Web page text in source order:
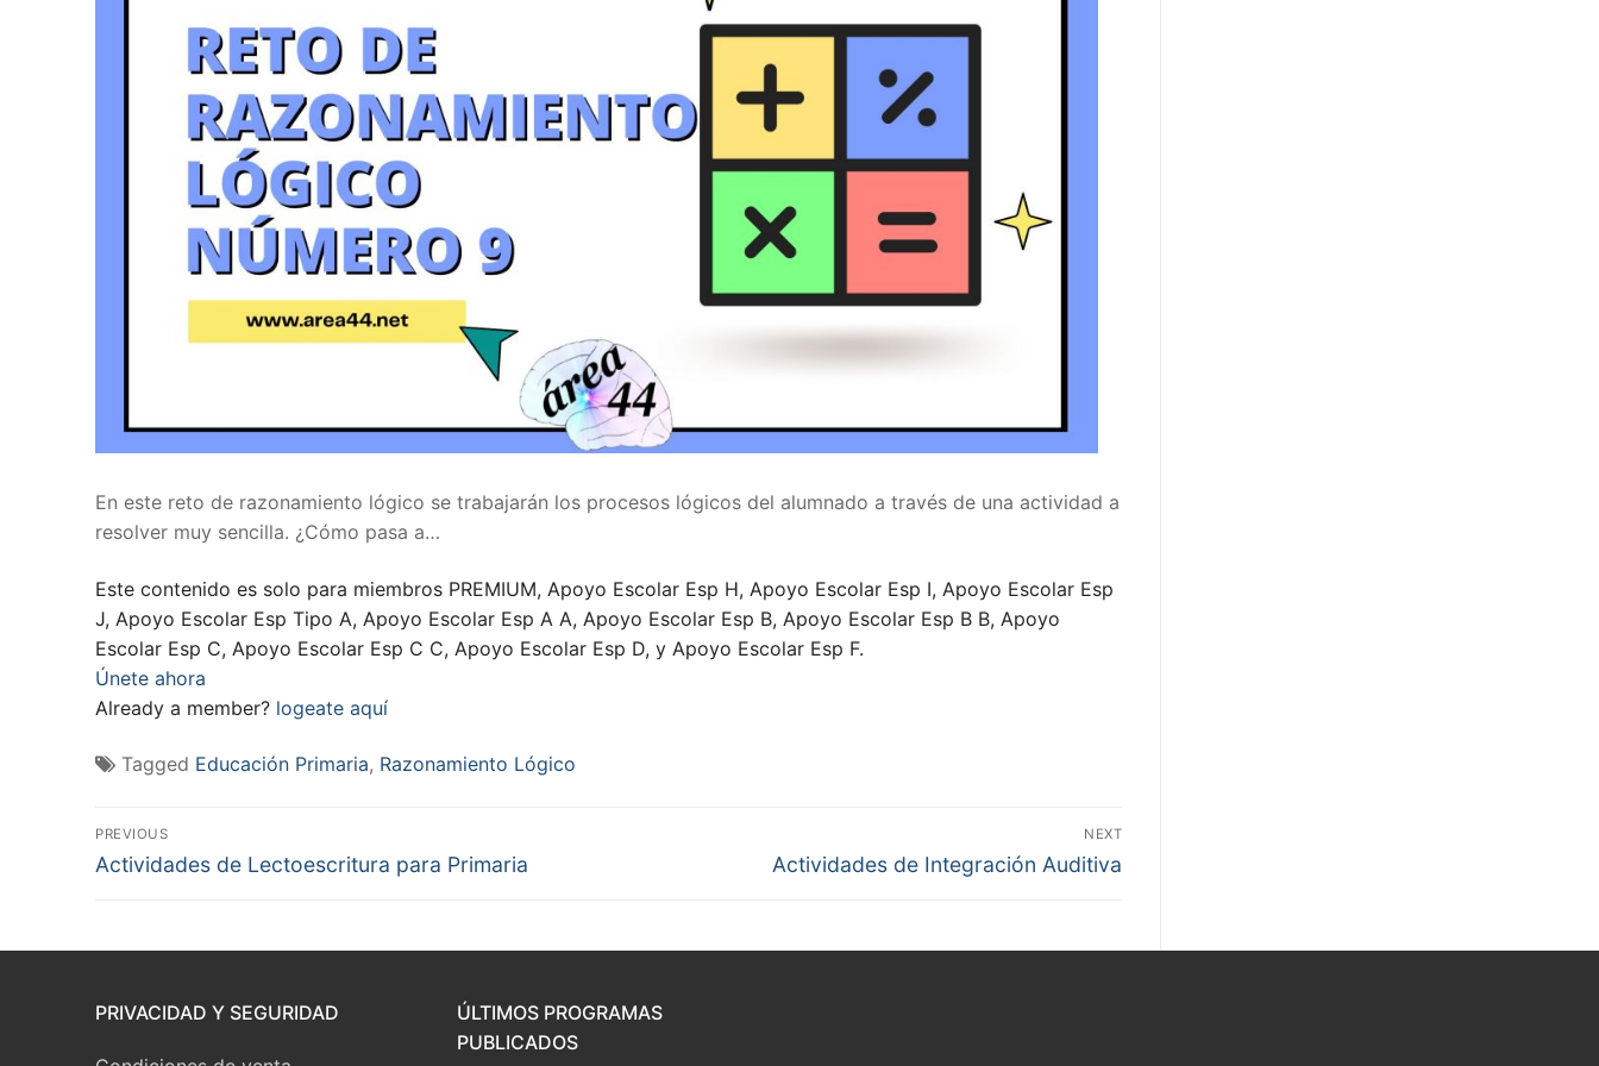
En este reto de razonamiento lógico se trabajarán los procesos lógicos del alumnado a través de una actividad a
resolver muy sencilla. ¿Cómo pasa a…
Este contenido es solo para miembros PREMIUM, Apoyo Escolar Esp H, Apoyo Escolar Esp I, Apoyo Escolar Esp
J, Apoyo Escolar Esp Tipo A, Apoyo Escolar Esp A A, Apoyo Escolar Esp B, Apoyo Escolar Esp B B, Apoyo
Escolar Esp C, Apoyo Escolar Esp C C, Apoyo Escolar Esp D, y Apoyo Escolar Esp F.
Únete ahora
Already a member? logeate aquí
Tagged Educación Primaria, Razonamiento Lógico
Navegación
de
PREVIOUS
Previous
Actividades de Lectoescritura para Primaria
NEXT
Next
Actividades de Integración Auditiva
PRIVACIDAD Y SEGURIDAD
ÚLTIMOS PROGRAMAS
PUBLICADOS